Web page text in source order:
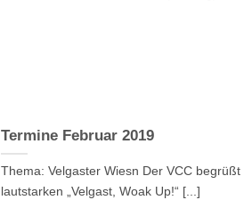
Termine Februar 2019
Thema: Velgaster Wiesn Der VCC
lautstarken „Velgast, Woak Up!“ [...]